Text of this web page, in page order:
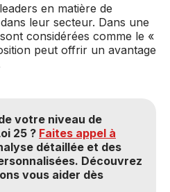
en matière de
leur secteur. Dans une
considérées comme le «
peut offrir un avantage
votre niveau de
25 ? Faites appel à
détaillée et des
Découvrez
vous aider dès